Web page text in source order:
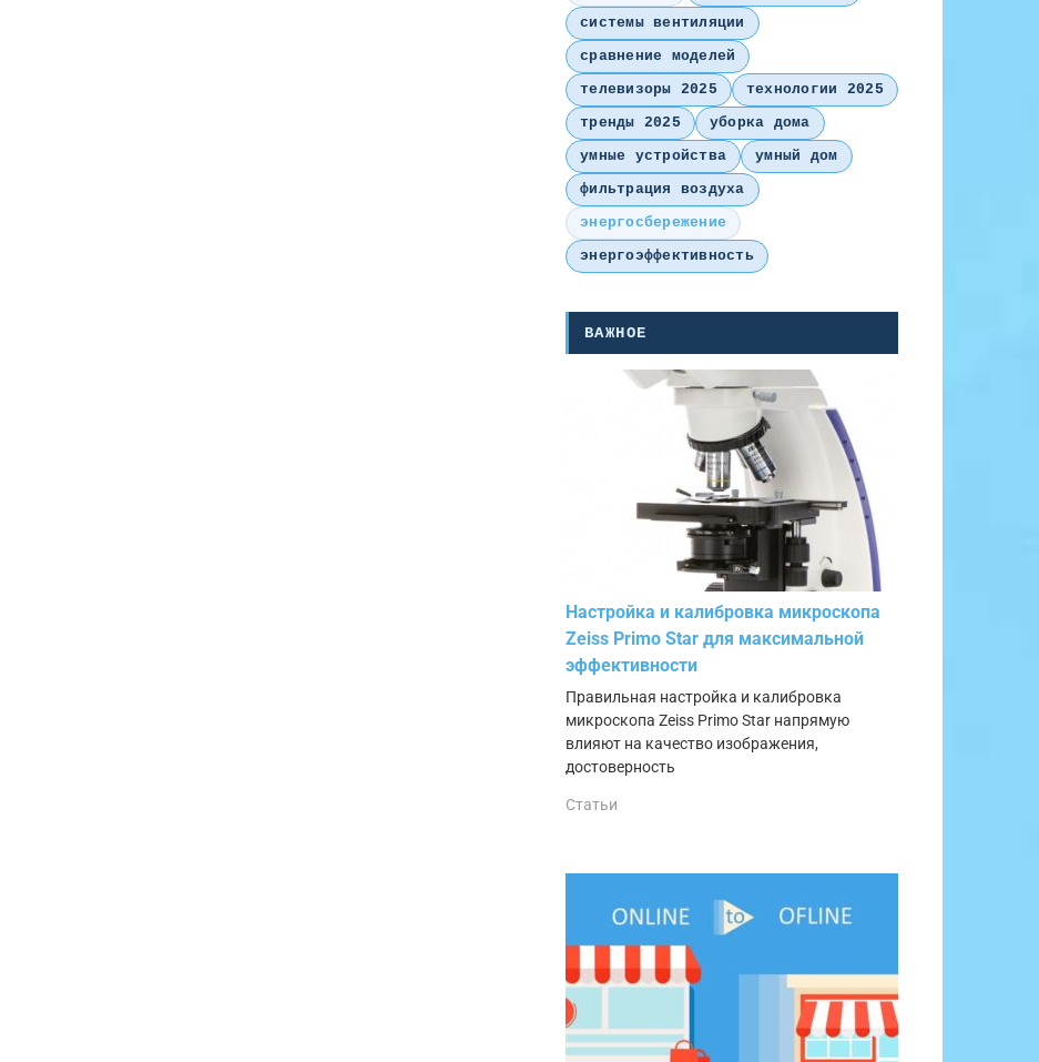
системы вентиляции
сравнение моделей
телевизоры 2025
технологии 2025
тренды 2025
уборка дома
умные устройства
умный дом
фильтрация воздуха
энергосбережение
энергоэффективность
ВАЖНОЕ
Настройка и калибровка микроскопа
Zeiss Primo Star для максимальной
эффективности
Правильная настройка и калибровка
микроскопа Zeiss Primo Star напрямую
влияют на качество изображения,
достоверность
Статьи